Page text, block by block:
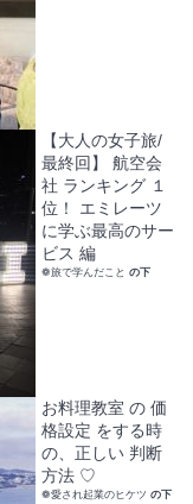
【大人の女子旅/
最終回】 航空会
社 ランキング １
位！ エミレーツ
に学ぶ最高のサー
ビス 編
❁旅で学んだこと の下
お料理教室 の 価
格設定 をする時
の、正しい 判断
方法 ♡
❁愛され起業のヒケツ の下